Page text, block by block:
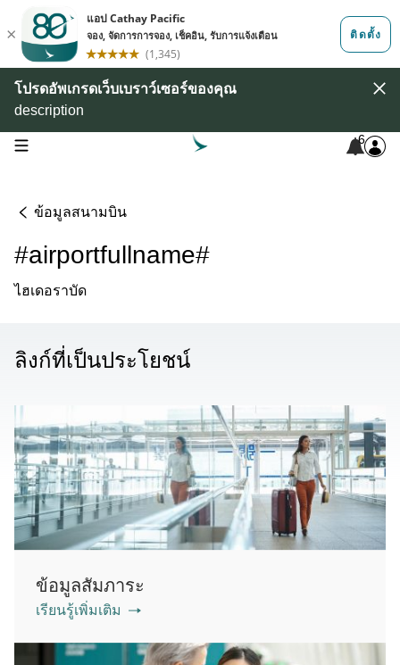
โปรดอัพเกรดเว็บเบราว์เซอร์ของคุณ
description
open navigation menu 6
ข้อมูลสนามบิน
#airportfullname#
ไฮเดอราบัด
ลิงก์ที่เป็นประโยชน์
ข้อมูลสัมภาระ
เรียนรู้เพิ่มเติม